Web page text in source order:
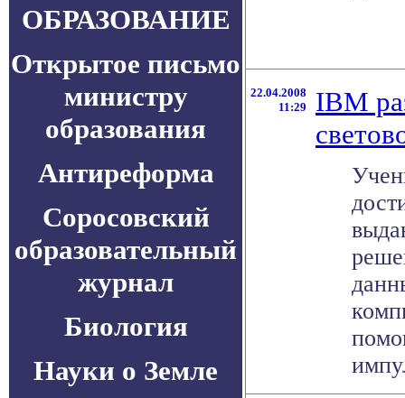
ОБРАЗОВАНИЕ
Открытое письмо
министру
образования
Антиреформа
Соросовский
образовательный
журнал
Биология
Науки о Земле
22.04.2008
11:29
IBM